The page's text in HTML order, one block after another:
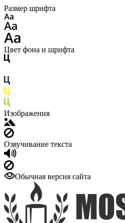
Размер шрифта
Цвет фона и шрифта
Изображения
Озвучивание текста
Обычная версия сайта